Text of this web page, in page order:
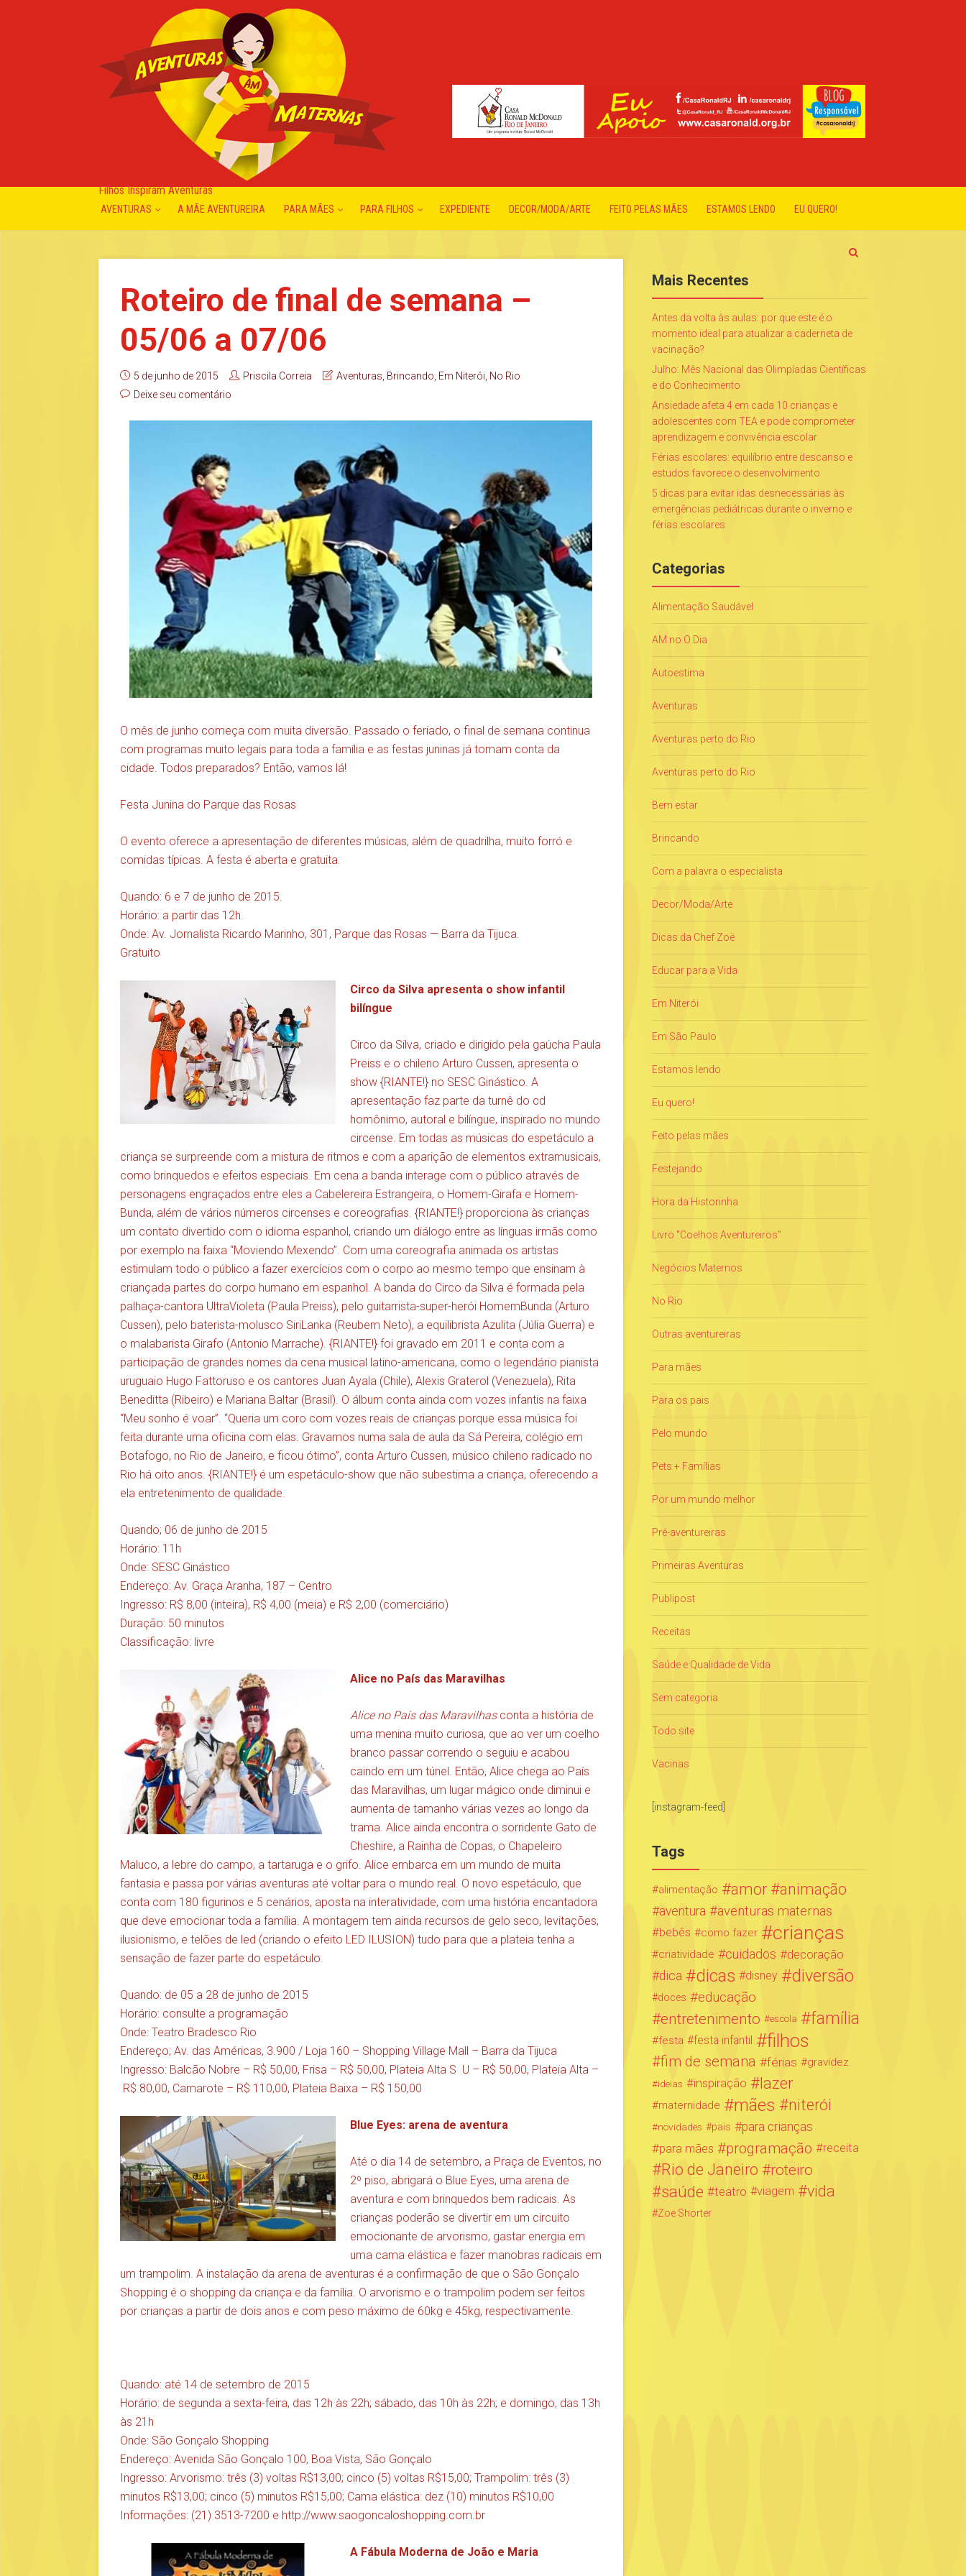
Filhos Inspiram Aventuras
AVENTURAS A MÃE AVENTUREIRA PARA MÃES PARA FILHOS EXPEDIENTE DECOR/MODA/ARTE FEITO PELAS MÃES ESTAMOS LENDO EU QUERO!
Roteiro de final de semana –
05/06 a 07/06
5 de junho de 2015 Priscila Correia Aventuras Brincando Em Niterói No Rio
Deixe seu comentário
O mês de junho começa com muita diversão. Passado o feriado, o final de semana continua
com programas muito legais para toda a família e as festas juninas já tomam conta da
cidade. Todos preparados? Então, vamos lá!
Festa Junina do Parque das Rosas
O evento oferece a apresentação de diferentes músicas, além de quadrilha, muito forró e
comidas típicas. A festa é aberta e gratuita.
Quando: 6 e 7 de junho de 2015.
Horário: a partir das 12h.
Onde: Av. Jornalista Ricardo Marinho, 301, Parque das Rosas — Barra da Tijuca.
Gratuito
Circo da Silva apresenta o show infantil
bilíngue
Circo da Silva, criado e dirigido pela gaúcha Paula
Preiss e o chileno Arturo Cussen, apresenta o
show {RIANTE!} no SESC Ginástico. A
apresentação faz parte da turnê do cd
homônimo, autoral e bilíngue, inspirado no mundo
circense. Em todas as músicas do espetáculo a
criança se surpreende com a mistura de ritmos e com a aparição de elementos extramusicais,
como brinquedos e efeitos especiais. Em cena a banda interage com o público através de
personagens engraçados entre eles a Cabelereira Estrangeira, o Homem-Girafa e Homem-
Bunda, além de vários números circenses e coreografias. {RIANTE!} proporciona às crianças
um contato divertido com o idioma espanhol, criando um diálogo entre as línguas irmãs como
por exemplo na faixa “Moviendo Mexendo”. Com uma coreografia animada os artistas
estimulam todo o público a fazer exercícios com o corpo ao mesmo tempo que ensinam à
criançada partes do corpo humano em espanhol. A banda do Circo da Silva é formada pela
palhaça-cantora UltraVioleta (Paula Preiss), pelo guitarrista-super-herói HomemBunda (Arturo
Cussen), pelo baterista-molusco SiriLanka (Reubem Neto), a equilibrista Azulita (Júlia Guerra) e
o malabarista Girafo (Antonio Marrache). {RIANTE!} foi gravado em 2011 e conta com a
participação de grandes nomes da cena musical latino-americana, como o legendário pianista
uruguaio Hugo Fattoruso e os cantores Juan Ayala (Chile), Alexis Graterol (Venezuela), Rita
Beneditta (Ribeiro) e Mariana Baltar (Brasil). O álbum conta ainda com vozes infantis na faixa
“Meu sonho é voar”. “Queria um coro com vozes reais de crianças porque essa música foi
feita durante uma oficina com elas. Gravamos numa sala de aula da Sá Pereira, colégio em
Botafogo, no Rio de Janeiro, e ficou ótimo”, conta Arturo Cussen, músico chileno radicado no
Rio há oito anos. {RIANTE!} é um espetáculo-show que não subestima a criança, oferecendo a
ela entretenimento de qualidade.
Quando; 06 de junho de 2015
Horário: 11h
Onde: SESC Ginástico
Endereço: Av. Graça Aranha, 187 – Centro
Ingresso: R$ 8,00 (inteira), R$ 4,00 (meia) e R$ 2,00 (comerciário)
Duração: 50 minutos
Classificação: livre
Alice no País das Maravilhas
Alice no País das Maravilhasconta a história de
uma menina muito curiosa, que ao ver um coelho
branco passar correndo o seguiu e acabou
caindo em um túnel. Então, Alice chega ao País
das Maravilhas, um lugar mágico onde diminui e
aumenta de tamanho várias vezes ao longo da
trama. Alice ainda encontra o sorridente Gato de
Cheshire, a Rainha de Copas, o Chapeleiro
Maluco, a lebre do campo, a tartaruga e o grifo. Alice embarca em um mundo de muita
fantasia e passa por várias aventuras até voltar para o mundo real. O novo espetáculo, que
conta com 180 figurinos e 5 cenários, aposta na interatividade, com uma história encantadora
que deve emocionar toda a família. A montagem tem ainda recursos de gelo seco, levitações,
ilusionismo, e telões de led (criando o efeito LED ILUSION) tudo para que a plateia tenha a
sensação de fazer parte do espetáculo.
Quando: de 05 a 28 de junho de 2015
Horário: consulte a programação
Onde: Teatro Bradesco Rio
Endereço; Av. das Américas, 3.900 / Loja 160 – Shopping Village Mall – Barra da Tijuca
Ingresso: Balcão Nobre – R$ 50,00, Frisa – R$ 50,00, Plateia Alta S U – R$ 50,00, Plateia Alta –
R$ 80,00, Camarote – R$ 110,00, Plateia Baixa – R$ 150,00
Blue Eyes: arena de aventura
Até o dia 14 de setembro, a Praça de Eventos, no
2º piso, abrigará o Blue Eyes, uma arena de
aventura e com brinquedos bem radicais. As
crianças poderão se divertir em um circuito
emocionante de arvorismo, gastar energia em
uma cama elástica e fazer manobras radicais em
um trampolim. A instalação da arena de aventuras é a confirmação de que o São Gonçalo
Shopping é o shopping da criança e da família. O arvorismo e o trampolim podem ser feitos
por crianças a partir de dois anos e com peso máximo de 60kg e 45kg, respectivamente.
Quando: até 14 de setembro de 2015
Horário: de segunda a sexta-feira, das 12h às 22h; sábado, das 10h às 22h; e domingo, das 13h
às 21h
Onde: São Gonçalo Shopping
Endereço: Avenida São Gonçalo 100, Boa Vista, São Gonçalo
Ingresso: Arvorismo: três (3) voltas R$13,00; cinco (5) voltas R$15,00; Trampolim: três (3)
minutos R$13,00; cinco (5) minutos R$15,00; Cama elástica: dez (10) minutos R$10,00
Informações: (21) 3513-7200 e http://www.saogoncaloshopping.com.br
A Fábula Moderna de João e Maria
Mais Recentes
Antes da volta às aulas: por que este é o
momento ideal para atualizar a caderneta de
vacinação?
Julho: Mês Nacional das Olimpíadas Científicas
e do Conhecimento
Ansiedade afeta 4 em cada 10 crianças e
adolescentes com TEA e pode comprometer
aprendizagem e convivência escolar
Férias escolares: equilíbrio entre descanso e
estudos favorece o desenvolvimento
5 dicas para evitar idas desnecessárias às
emergências pediátricas durante o inverno e
férias escolares
Categorias
Alimentação Saudável
AM no O Dia
Autoestima
Aventuras
Aventuras perto do Rio
Aventuras perto do Rio
Bem estar
Brincando
Com a palavra o especialista
Decor/Moda/Arte
Dicas da Chef Zoë
Educar para a Vida
Em Niterói
Em São Paulo
Estamos lendo
Eu quero!
Feito pelas mães
Festejando
Hora da Historinha
Livro "Coelhos Aventureiros"
Negócios Maternos
No Rio
Outras aventureiras
Para mães
Para os pais
Pelo mundo
Pets + Famílias
Por um mundo melhor
Pré-aventureiras
Primeiras Aventuras
Publipost
Receitas
Saúde e Qualidade de Vida
Sem categoria
Todo site
Vacinas
[instagram-feed]
Tags
alimentação amor animação
aventura aventuras maternas
bebês como fazer crianças
criatividade cuidados
decoração
dica
dicas disney diversão
doces educação
entretenimento escola família
festa festa infantil filhos
fim de semana férias gravidez
ideias inspiração lazer
maternidade mães niterói
novidades pais
para crianças
para mães
programação receita
Rio de Janeiro roteiro
saúde teatro viagem vida
Zoe Shorter